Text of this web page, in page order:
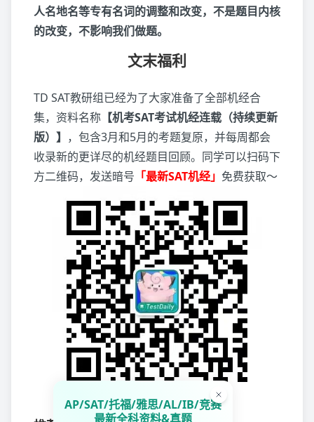
人名地名等专有名词的调整和改变，不是题目内核
的改变，不影响我们做题。
文末福利
TD SAT教研组已经为了大家准备了全部机经合
集，资料名称 【机考SAT考试机经连载（持续更新
版）】 ，包含3月和5月的考题复原，并每周都会
收录新的更详尽的机经题目回顾。同学可以扫码下
方二维码，发送暗号 「最新SAT机经」 免费获取～
AP/SAT/托福/雅思/AL/IB/竞赛
最新全科资料&真题